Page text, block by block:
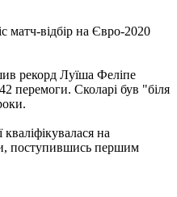
матч-відбір на Євро-2020
рекорд Луїша Феліпе
перемоги. Сколарі був "біля
на
поступившись першим